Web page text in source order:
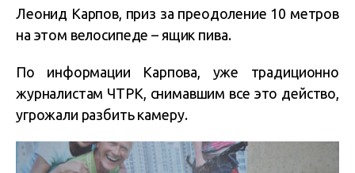
Леонид Карпов, приз за преодоление 10 метров
на этом велосипеде – ящик пива.
По информации Карпова, уже традиционно
журналистам ЧТРК, снимавшим все это действо,
угрожали разбить камеру.